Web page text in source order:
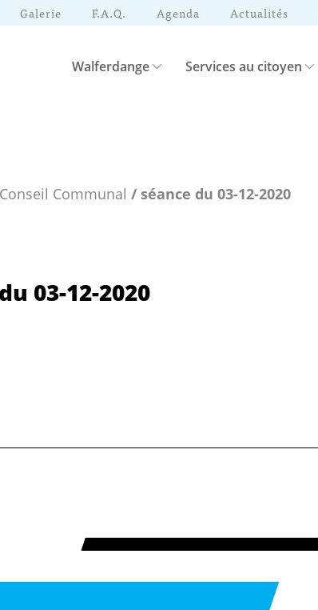
Galerie F.A.Q. Agenda Actualités
Walferdange Services au citoyen
Communal / séance du 03-12-2020
03-12-2020